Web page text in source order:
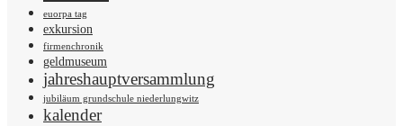
euorpa tag
exkursion
firmenchronik
geldmuseum
jahreshauptversammlung
jubiläum grundschule niederlungwitz
kalender